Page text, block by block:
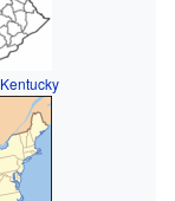
Kentucky